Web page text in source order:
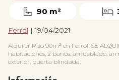
90 m²
Ferrol | 19/04/2021
Alquiler Piso 90m² en Ferrol. SE
habitaciones, 2 baños, amueblado,
exterior, puerta blindada.